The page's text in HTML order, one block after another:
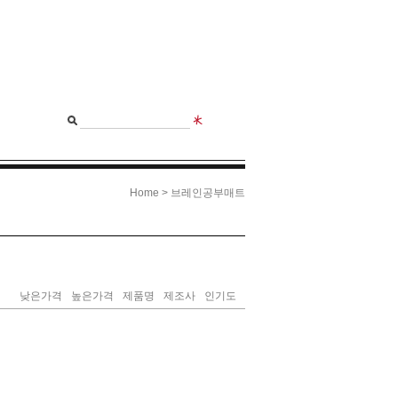
Home > 브레인공부매트
낮은가격 높은가격 제품명 제조사 인기도